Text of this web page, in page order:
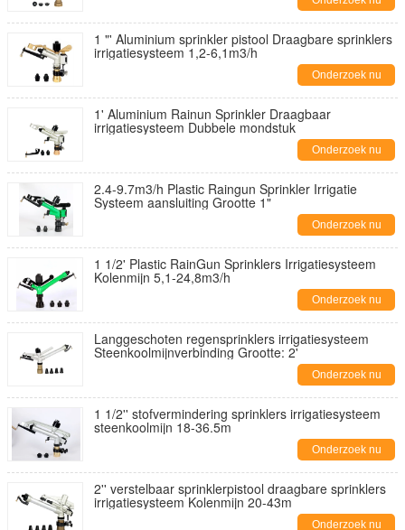
1 "' Aluminium sprinkler pistool Draagbare sprinklers
irrigatiesysteem 1,2-6,1m3/h
Onderzoek nu
1' Aluminium Rainun Sprinkler Draagbaar
irrigatiesysteem Dubbele mondstuk
Onderzoek nu
2.4-9.7m3/h Plastic Raingun Sprinkler Irrigatie
Systeem aansluiting Grootte 1"
Onderzoek nu
1 1/2' Plastic RainGun Sprinklers Irrigatiesysteem
Kolenmijn 5,1-24,8m3/h
Onderzoek nu
Langgeschoten regensprinklers irrigatiesysteem
Steenkoolmijnverbinding Grootte: 2'
Onderzoek nu
1 1/2'' stofvermindering sprinklers irrigatiesysteem
steenkoolmijn 18-36.5m
Onderzoek nu
2'' verstelbaar sprinklerpistool draagbare sprinklers
irrigatiesysteem Kolenmijn 20-43m
Onderzoek nu